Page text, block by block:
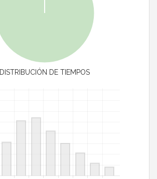
DISTRIBUCIÓN DE TIEMPOS